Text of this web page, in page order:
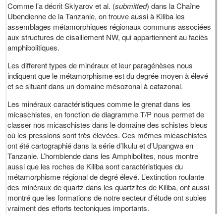
Comme l’a décrit Sklyarov et al. (submitted) dans la Chaîne
Ubendienne de la Tanzanie, on trouve aussi à Kiliba les
assemblages métamorphiques régionaux communs associées
aux structures de cisaillement NW, qui appartiennent au faciès
amphibolitiques.
Les different types de minéraux et leur paragénèses nous
indiquent que le métamorphisme est du degrée moyen à élevé
et se situant dans un domaine mésozonal à catazonal.
Les minéraux caractéristiques comme le grenat dans les
micaschistes, en fonction de diagramme T/P nous permet de
classer nos micaschistes dans le domaine des schistes bleus
où les pressions sont très élevées. Ces mêmes micaschistes
ont été cartographié dans la série d’Ikulu et d’Upangwa en
Tanzanie. L’hornblende dans les Amphibolites, nous montre
aussi que les roches de Kiliba sont caractéristiques du
métamorphisme régional de degré élevé. L’extinction roulante
des minéraux de quartz dans les quartzites de Kiliba, ont aussi
montré que les formations de notre secteur d’étude ont subies
vraiment des efforts tectoniques importants.